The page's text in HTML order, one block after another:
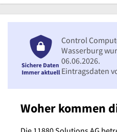
Woher kommen
Control
Wasserburg
06.06.2026.
Eintragsdaten